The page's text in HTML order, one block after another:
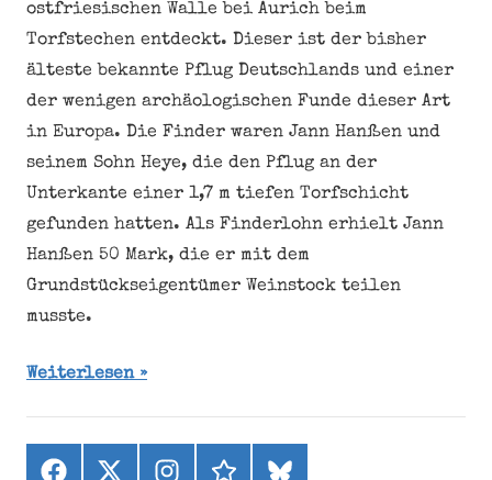
ostfriesischen Walle bei Aurich beim
Torfstechen entdeckt. Dieser ist der bisher
älteste bekannte Pflug Deutschlands und einer
der wenigen archäologischen Funde dieser Art
in Europa. Die Finder waren Jann Hanßen und
seinem Sohn Heye, die den Pflug an der
Unterkante einer 1,7 m tiefen Torfschicht
gefunden hatten. Als Finderlohn erhielt Jann
Hanßen 50 Mark, die er mit dem
Grundstückseigentümer Weinstock teilen
musste.
Weiterlesen
Facebook
X
Instagramthreadsbluesky